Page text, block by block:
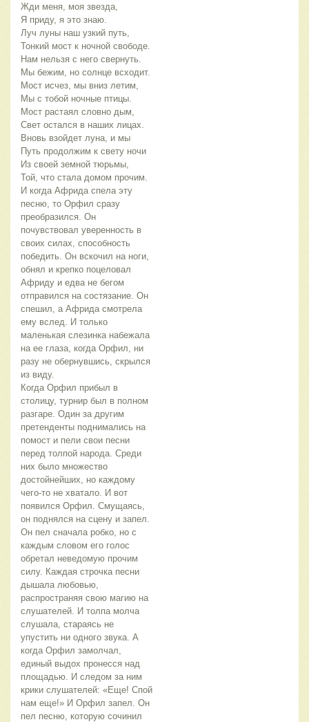
Жди меня, моя звезда,
Я приду, я это знаю.
Луч луны наш узкий путь,
Тонкий мост к ночной свободе.
Нам нельзя с него свернуть.
Мы бежим, но солнце всходит.
Мост исчез, мы вниз летим,
Мы с тобой ночные птицы.
Мост растаял словно дым,
Свет остался в наших лицах.
Вновь взойдет луна, и мы
Путь продолжим к свету ночи
Из своей земной тюрьмы,
Той, что стала домом прочим.
И когда Африда спела эту
песню, то Орфил сразу
преобразился. Он
почувствовал уверенность в
своих силах, способность
победить. Он вскочил на ноги,
обнял и крепко поцеловал
Африду и едва не бегом
отправился на состязание. Он
спешил, а Африда смотрела
ему вслед. И только
маленькая слезинка набежала
на ее глаза, когда Орфил, ни
разу не обернувшись, скрылся
из виду.
Когда Орфил прибыл в
столицу, турнир был в полном
разгаре. Один за другим
претенденты поднимались на
помост и пели свои песни
перед толпой народа. Среди
них было множество
достойнейших, но каждому
чего-то не хватало. И вот
появился Орфил. Смущаясь,
он поднялся на сцену и запел.
Он пел сначала робко, но с
каждым словом его голос
обретал неведомую прочим
силу. Каждая строчка песни
дышала любовью,
распространяя свою магию на
слушателей. И толпа молча
слушала, стараясь не
упустить ни одного звука. А
когда Орфил замолчал,
единый выдох пронесся над
площадью. И следом за ним
крики слушателей: «Еще! Спой
нам еще!» И Орфил запел. Он
пел песню, которую сочинил